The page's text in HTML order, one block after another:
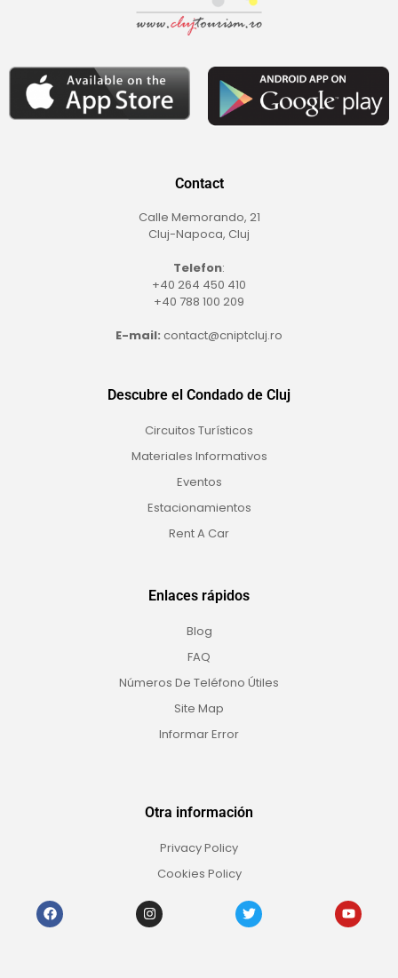
Contact
Calle Memorando, 21
Cluj-Napoca, Cluj
Telefon:
+40 264 450 410
+40 788 100 209
E-mail: contact@cniptcluj.ro
Descubre el Condado de Cluj
Circuitos Turísticos
Materiales Informativos
Eventos
Estacionamientos
Rent A Car
Enlaces rápidos
Blog
FAQ
Números De Teléfono Útiles
Site Map
Informar Error
Otra información
Privacy Policy
Cookies Policy